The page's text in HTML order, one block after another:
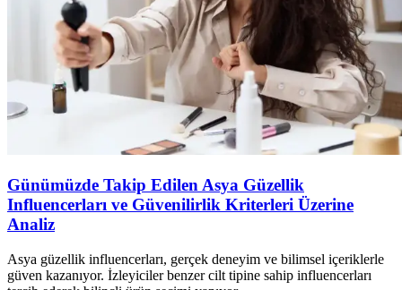
Günümüzde Takip Edilen Asya Güzellik
Influencerları ve Güvenilirlik Kriterleri Üzerine
Analiz
Asya güzellik influencerları, gerçek deneyim ve bilimsel içeriklerle
güven kazanıyor. İzleyiciler benzer cilt tipine sahip influencerları